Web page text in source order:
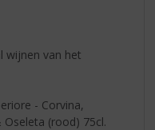
wijnen van het
- Corvina,
(rood) 75cl.